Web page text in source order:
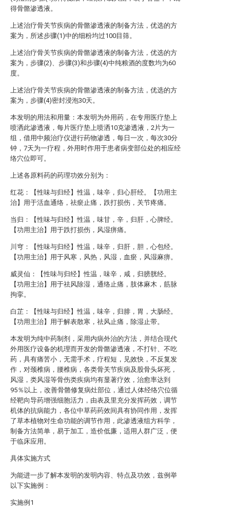
得骨骼渗透液。
上述治疗骨关节疾病的骨骼渗透液的制备方法，优选的方
案为，所述步骤(1)中的细粉均过100目筛。
上述治疗骨关节疾病的骨骼渗透液的制备方法，优选的方
案为，步骤(2)、步骤(3)和步骤(4)中纯粮酒的度数均为60
度。
上述治疗骨关节疾病的骨骼渗透液的制备方法，优选的方
案为，步骤(4)密封浸泡30天。
本发明的用法和用量：本发明为外用药，在专用医疗垫上
喷洒此渗透液，每片医疗垫上喷洒10克渗透液，2片为一
组，借用中频治疗仪进行药物渗透，每日一次，每次30分
钟，7天为一疗程，外用时作用于患者病变部位处的相应经
络穴位即可。
上述各原料药的药理功效分别为：
红花：【性味与归经】性温，味辛，归心肝经。【功用主
治】用于活血通络，祛瘀止痛，跌打损伤，关节疼痛。
当归：【性味与归经】性温，味甘，辛，归肝，心脾经。
【功用主治】用于跌打损伤，风湿痹痛。
川穹：【性味与归经】性温，味辛，归肝，胆，心包经。
【功用主治】用于风寒，风热，风湿，血瘀，风湿麻痹。
威灵仙：【性味与归经】性温，味辛，咸，归膀胱经。
【功用主治】用于祛风除湿，通络止痛，肢体麻木，筋脉
拘挛。
白芷：【性味与归经】性温，味辛，归腓，胃，大肠经。
【功用主治】用于解表散寒，祛风止痛，除湿止带。
本发明为纯中药制剂，采用内病外治的方法，并结合现代
外用医疗设备的机理而开发的骨骼渗透液，不打针、不吃
药，具有痛苦小，无需手术，疗程短，见效快，不反复发
作，对颈椎病，腰椎病，各类骨关节疾病及股骨头坏死，
风湿，类风湿等骨伤类疾病均有显著疗效，治愈率达到
95％以上，改善骨骼修复病灶部位，通过人体经络穴位循
经靶向导药增强细胞活力，由表及里充分发挥药效，调节
机体的抗病能力，各位中草药药效间具有协同作用，发挥
了草本植物对生命功能的调节作用，此渗透液组方科学，
制备方法简单，易于加工，造价低廉，适用人群广泛，便
于临床应用。
具体实施方式
为能进一步了解本发明的发明内容、特点及功效，兹例举
以下实施例：
实施例1